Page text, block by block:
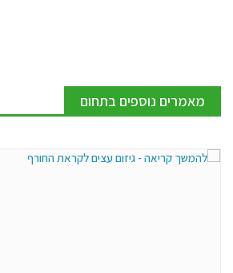
מאמרים נוספים בתחום